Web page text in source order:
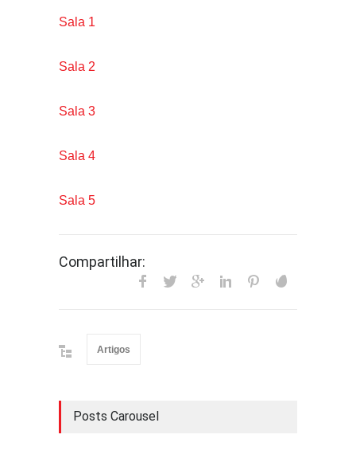
Sala 1
Sala 2
Sala 3
Sala 4
Sala 5
Compartilhar:
Artigos
Posts Carousel